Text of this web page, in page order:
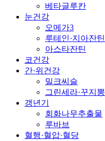
베타글루칸
눈건강
오메가3
루테인·지아잔틴
아스타잔틴
코건강
간·위건강
밀크씨슬
그린세라·꾸지뽕
갱년기
회화나무추출물
루바브
혈행·혈압·혈당